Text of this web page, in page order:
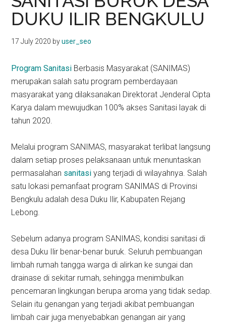
kit
indonesia
DUKU ILIR BENGKULU
17 July 2020 byuser_seo
Program Sanitasi Berbasis Masyarakat (SANIMAS)
merupakan salah satu program pemberdayaan
masyarakat yang dilaksanakan Direktorat Jenderal Cipta
Karya dalam mewujudkan 100% akses Sanitasi layak di
tahun 2020.
Melalui program SANIMAS, masyarakat terlibat langsung
dalam setiap proses pelaksanaan untuk menuntaskan
permasalahan sanitasiyang terjadi di wilayahnya. Salah
satu lokasi pemanfaat program SANIMAS di Provinsi
Bengkulu adalah desa Duku Ilir, Kabupaten Rejang
Lebong.
Sebelum adanya program SANIMAS, kondisi sanitasi di
desa Duku Ilir benar-benar buruk. Seluruh pembuangan
limbah rumah tangga warga di alirkan ke sungai dan
drainase di sekitar rumah, sehingga menimbulkan
pencemaran lingkungan berupa aroma yang tidak sedap.
Selain itu genangan yang terjadi akibat pembuangan
limbah cair juga menyebabkan genangan air yang